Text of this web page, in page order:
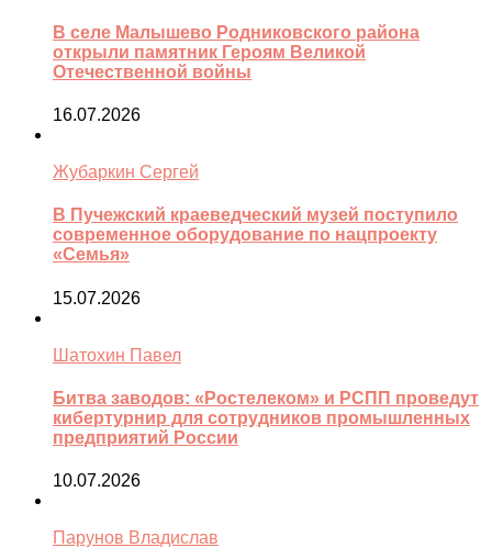
В селе Малышево Родниковского района
открыли памятник Героям Великой
Отечественной войны
16.07.2026
Жубаркин Сергей
В Пучежский краеведческий музей поступило
современное оборудование по нацпроекту
«Семья»
15.07.2026
Шатохин Павел
Битва заводов: «Ростелеком» и РСПП проведут
кибертурнир для сотрудников промышленных
предприятий России
10.07.2026
Парунов Владислав